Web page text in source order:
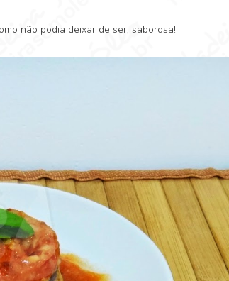
não podia deixar de ser, saborosa!